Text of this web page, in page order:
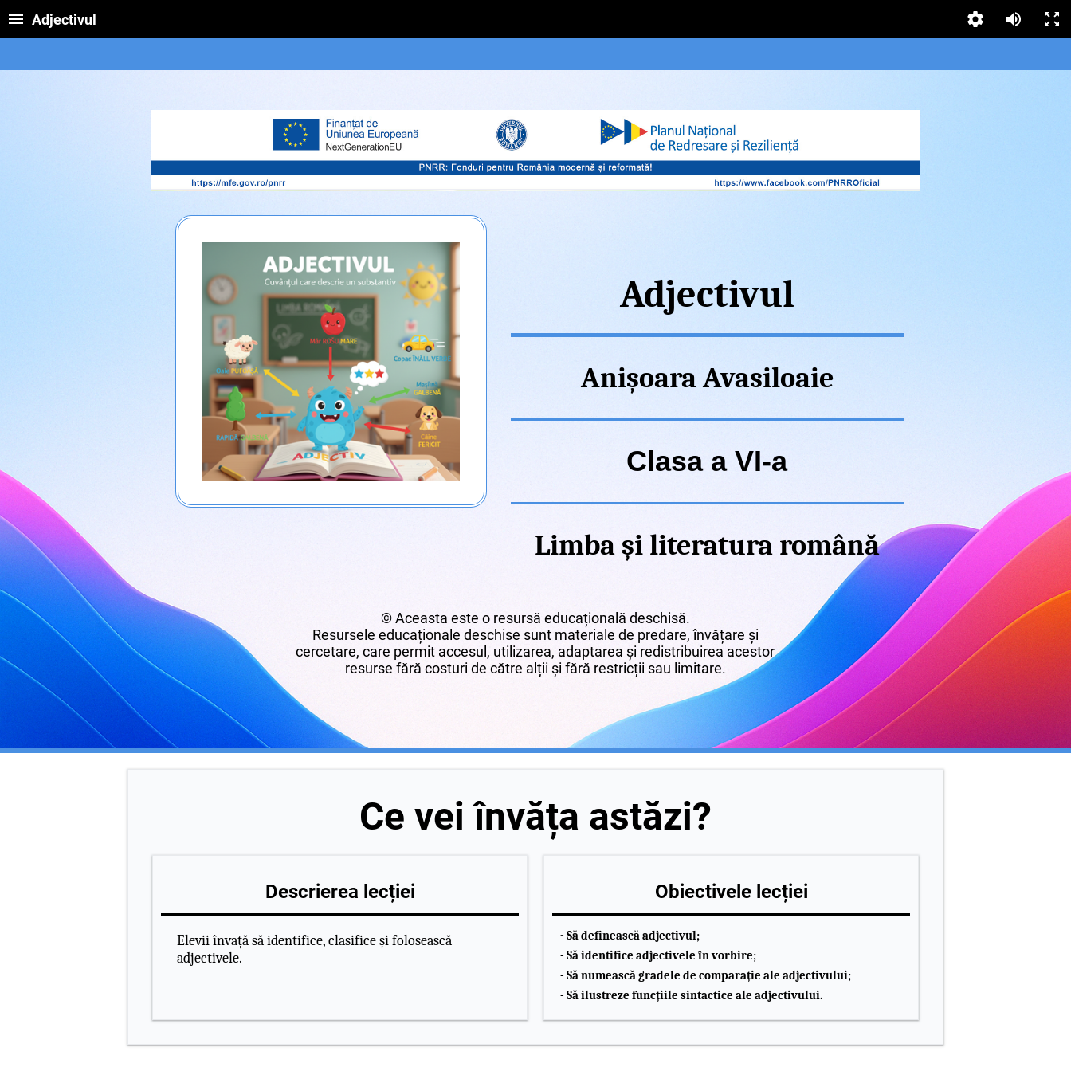
Adjectivul
Adjectivul
Anișoara Avasiloaie
Clasa a VI-a
Limba și literatura română
© Aceasta este o resursă educațională deschisă.
Resursele educaționale deschise sunt materiale de predare, învățare și
cercetare, care permit accesul, utilizarea, adaptarea și redistribuirea acestor
resurse fără costuri de către alții și fără restricții sau limitare.
Ce vei învăța astăzi?
Descrierea lecției
Elevii învață să identifice, clasifice și folosească
adjectivele.
Obiectivele lecției
- Să definească adjectivul;
- Să identifice adjectivele în vorbire;
- Să numească gradele de comparație ale adjectivului;
- Să ilustreze funcțiile sintactice ale adjectivului.